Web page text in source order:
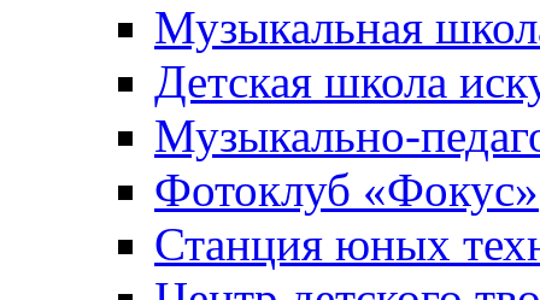
Музыкальная
Детская школа
Музыкально-
Фотоклуб «Фокус»
Станция юных